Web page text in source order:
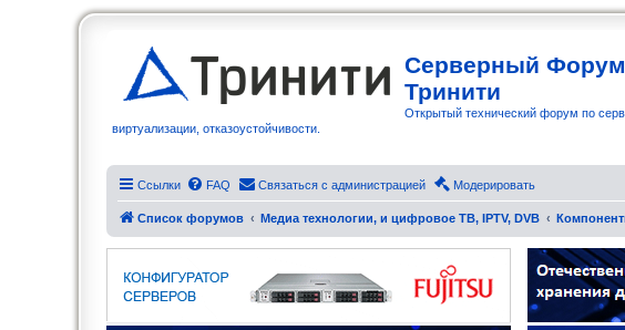
Серверный Форум
Тринити
Открытый технический форум по
виртуализации, отказоустойчивости.
Ссылки FAQ Связаться с администрацией Модерировать
Список форумов Медиа технологии, и цифровое ТВ, IPTV, DVB